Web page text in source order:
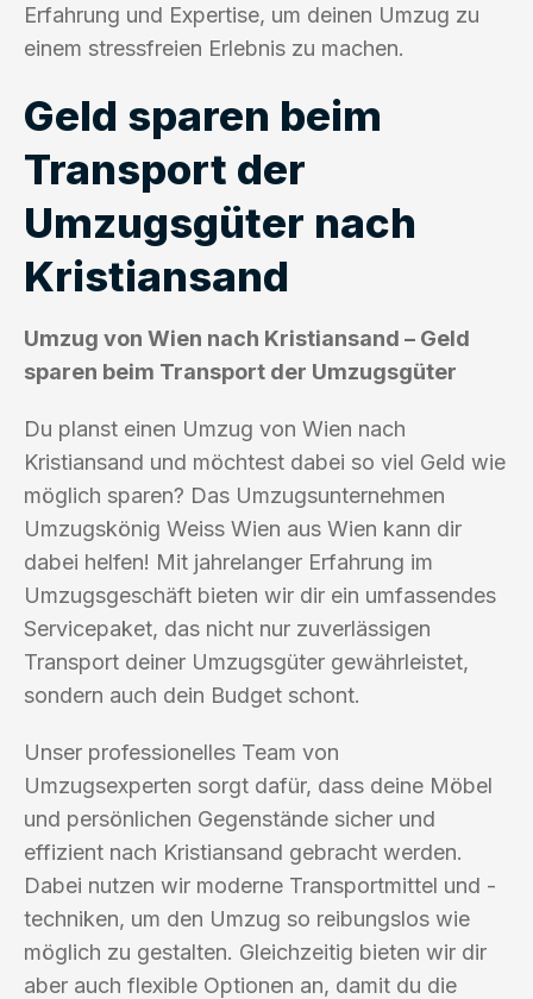
Erfahrung und Expertise, um deinen Umzug zu
einem stressfreien Erlebnis zu machen.
Geld sparen beim
Transport der
Umzugsgüter nach
Kristiansand
Umzug von Wien nach Kristiansand – Geld
sparen beim Transport der Umzugsgüter
Du planst einen Umzug von Wien nach
Kristiansand und möchtest dabei so viel Geld wie
möglich sparen? Das Umzugsunternehmen
Umzugskönig Weiss Wien aus Wien kann dir
dabei helfen! Mit jahrelanger Erfahrung im
Umzugsgeschäft bieten wir dir ein umfassendes
Servicepaket, das nicht nur zuverlässigen
Transport deiner Umzugsgüter gewährleistet,
sondern auch dein Budget schont.
Unser professionelles Team von
Umzugsexperten sorgt dafür, dass deine Möbel
und persönlichen Gegenstände sicher und
effizient nach Kristiansand gebracht werden.
Dabei nutzen wir moderne Transportmittel und -
techniken, um den Umzug so reibungslos wie
möglich zu gestalten. Gleichzeitig bieten wir dir
aber auch flexible Optionen an, damit du die